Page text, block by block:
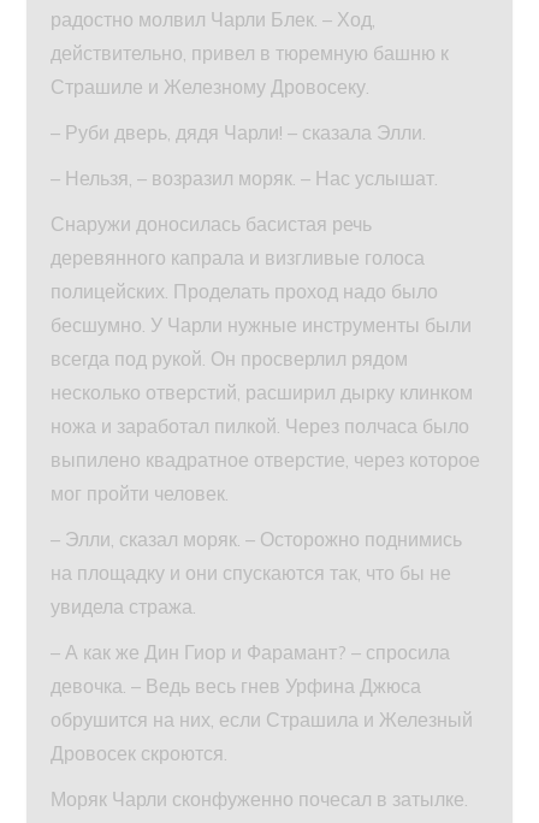
радостно молвил Чарли Блек. – Ход,
действительно, привел в тюремную башню к
Страшиле и Железному Дровосеку.
– Руби дверь, дядя Чарли! – сказала Элли.
– Нельзя, – возразил моряк. – Нас услышат.
Снаружи доносилась басистая речь
деревянного капрала и визгливые голоса
полицейских. Проделать проход надо было
бесшумно. У Чарли нужные инструменты были
всегда под рукой. Он просверлил рядом
несколько отверстий, расширил дырку клинком
ножа и заработал пилкой. Через полчаса было
выпилено квадратное отверстие, через которое
мог пройти человек.
– Элли, сказал моряк. – Осторожно поднимись
на площадку и они спускаются так, что бы не
увидела стража.
– А как же Дин Гиор и Фарамант? – спросила
девочка. – Ведь весь гнев Урфина Джюса
обрушится на них, если Страшила и Железный
Дровосек скроются.
Моряк Чарли сконфуженно почесал в затылке.